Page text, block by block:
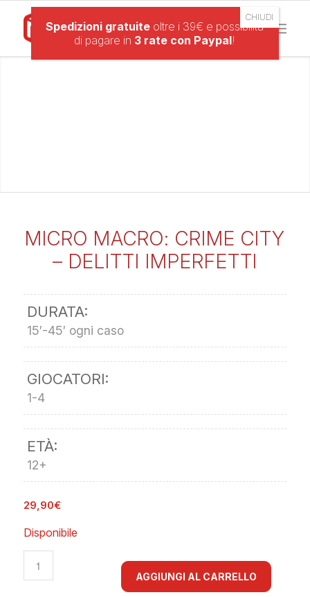
MICRO MACRO: CRIME CITY
– DELITTI IMPERFETTI
DURATA:
15′-45′ ogni caso
GIOCATORI:
1-4
ETÀ:
12+
29,90€
Disponibile
AGGIUNGI AL CARRELLO
Spedizioni gratuite oltre i 39€ e possibilità
di pagare in 3 rate con Paypal!